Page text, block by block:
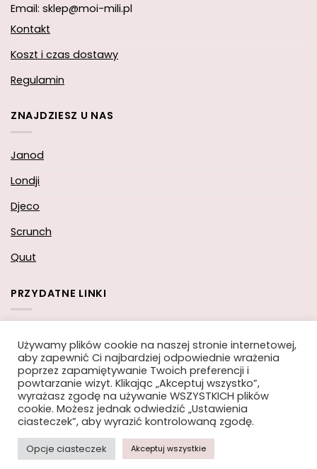
Email: sklep@moi-mili.pl
Kontakt
Koszt i czas dostawy
Regulamin
ZNAJDZIESZ U NAS
Janod
Londji
Djeco
Scrunch
Quut
PRZYDATNE LINKI
Moje konto
Zamówienie
Copyright 2026 ©Moi-Mili.pl
Używamy plików cookie na naszej stronie internetowej,
aby zapewnić Ci najbardziej odpowiednie wrażenia
poprzez zapamiętywanie Twoich preferencji i
powtarzanie wizyt. Klikając „Akceptuj wszystko”,
wyrażasz zgodę na używanie WSZYSTKICH plików
cookie. Możesz jednak odwiedzić „Ustawienia
ciasteczek”, aby wyrazić kontrolowaną zgodę.
Opcje ciasteczek Akceptuj wszystkie